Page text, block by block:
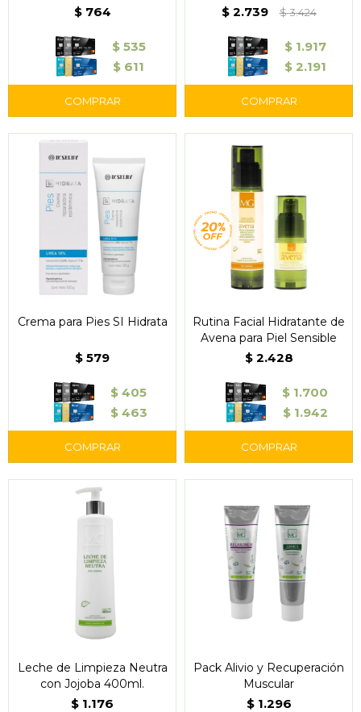
Manos 30 ml
$ 764
$ 535
$ 611
$ 2.739 $3.424
$ 1.917
$ 2.191
Crema para Pies SI Hidrata
$ 579
$ 405
$ 463
Rutina Facial Hidratante de
Avena para Piel Sensible
$ 2.428
$ 1.700
$ 1.942
Leche de Limpieza Neutra
con Jojoba 400ml.
$ 1.176
Pack Alivio y Recuperación
Muscular
$ 1.296